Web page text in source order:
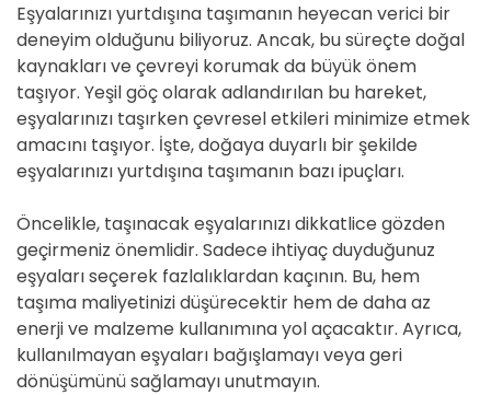
Eşyalarınızı yurtdışına taşımanın heyecan verici bir
deneyim olduğunu biliyoruz. Ancak, bu süreçte doğal
kaynakları ve çevreyi korumak da büyük önem
taşıyor. Yeşil göç olarak adlandırılan bu hareket,
eşyalarınızı taşırken çevresel etkileri minimize etmek
amacını taşıyor. İşte, doğaya duyarlı bir şekilde
eşyalarınızı yurtdışına taşımanın bazı ipuçları.
Öncelikle, taşınacak eşyalarınızı dikkatlice gözden
geçirmeniz önemlidir. Sadece ihtiyaç duyduğunuz
eşyaları seçerek fazlalıklardan kaçının. Bu, hem
taşıma maliyetinizi düşürecektir hem de daha az
enerji ve malzeme kullanımına yol açacaktır. Ayrıca,
kullanılmayan eşyaları bağışlamayı veya geri
dönüşümünü sağlamayı unutmayın.